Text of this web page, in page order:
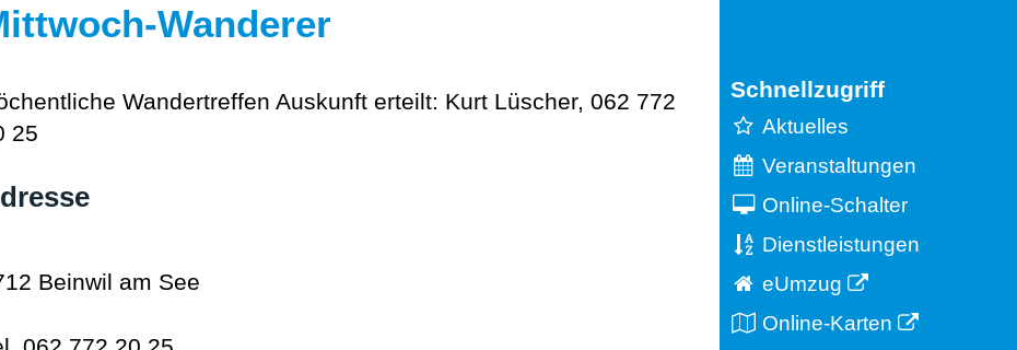
Wanderer
Wandertreffen Auskunft erteilt: Kurt Lüscher, 062 772
25
Beinwil am See
Schnellzugriff
Aktuelles
Veranstaltungen
Online-Schalter
Dienstleistungen
eUmzug
Online-Karten